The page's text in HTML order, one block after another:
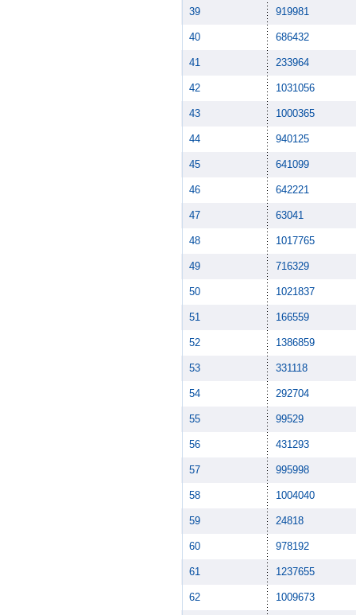
39 919981
40 686432
41 233964
42 1031056
43 1000365
44 940125
45 641099
46 642221
47 63041
48 1017765
49 716329
50 1021837
51 166559
52 1386859
53 331118
54 292704
55 99529
56 431293
57 995998
58 1004040
59 24818
60 978192
61 1237655
62 1009673